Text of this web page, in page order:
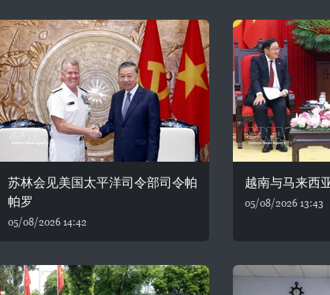
苏林会见美国太平洋司令部司令帕
帕罗
05/08/2026 14:42
越南与马来西
05/08/2026 13:43